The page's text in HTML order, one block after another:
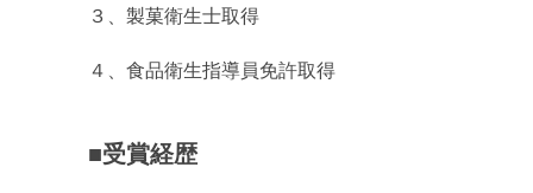
３、製菓衛生士取得
４、食品衛生指導員免許取得
■受賞経歴